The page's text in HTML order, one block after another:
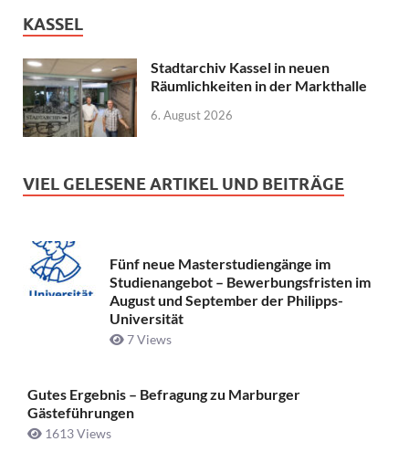
KASSEL
Stadtarchiv Kassel in neuen
Räumlichkeiten in der Markthalle
6. August 2026
VIEL GELESENE ARTIKEL UND BEITRÄGE
Fünf neue Masterstudiengänge im
Studienangebot – Bewerbungsfristen im
August und September der Philipps-
Universität
7 Views
Gutes Ergebnis – Befragung zu Marburger
Gästeführungen
1613 Views